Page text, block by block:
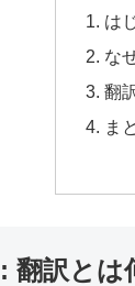
は
な
翻
ま
翻訳とは